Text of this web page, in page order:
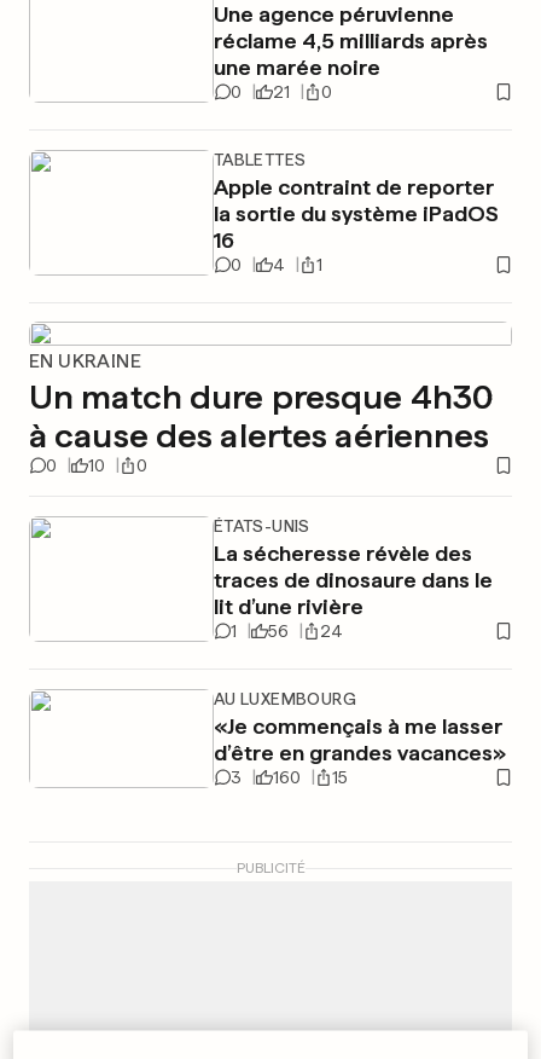
Une agence péruvienne
réclame 4,5 milliards après
une marée noire
0 21 0
TABLETTES
Apple contraint de reporter
la sortie du système iPadOS
16
0 4 1
EN UKRAINE
Un match dure presque 4h30
à cause des alertes aériennes
0 10 0
ÉTATS-UNIS
La sécheresse révèle des
traces de dinosaure dans le
lit d’une rivière
1 56 24
AU LUXEMBOURG
«Je commençais à me lasser
d’être en grandes vacances»
3 160 15
PUBLICITÉ